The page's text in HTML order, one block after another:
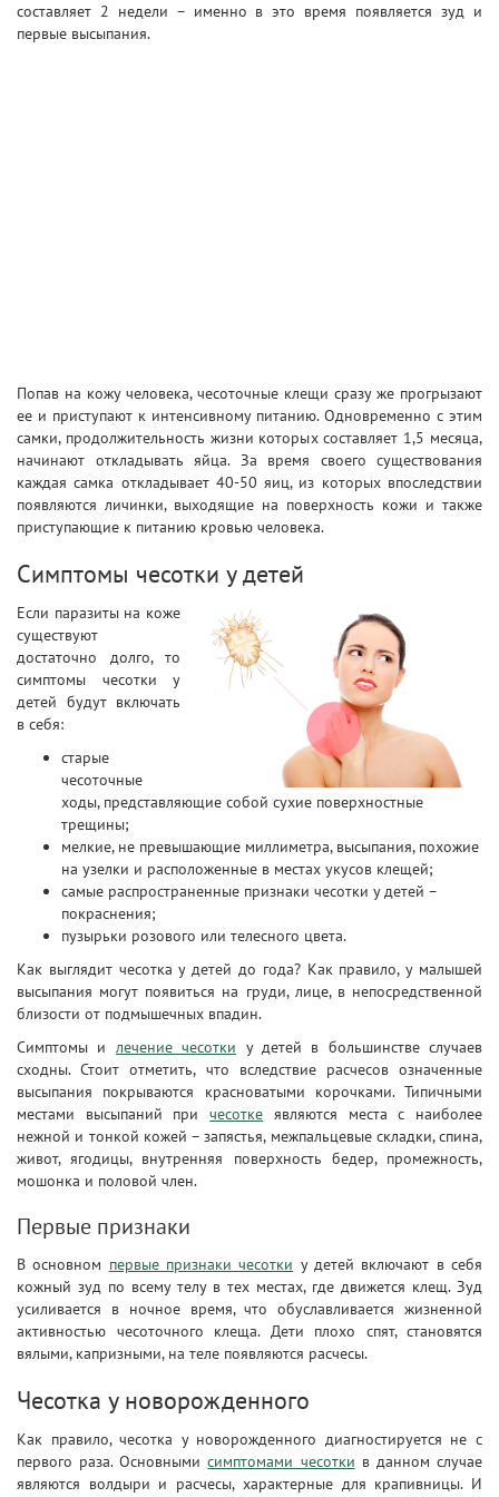
составляет 2 недели – именно в это время появляется зуд и
первые высыпания.
Попав на кожу человека, чесоточные клещи сразу же прогрызают
ее и приступают к интенсивному питанию. Одновременно с этим
самки, продолжительность жизни которых составляет 1,5 месяца,
начинают откладывать яйца. За время своего существования
каждая самка откладывает 40-50 яиц, из которых впоследствии
появляются личинки, выходящие на поверхность кожи и также
приступающие к питанию кровью человека.
Симптомы чесотки у детей
Если паразиты на коже
существуют
достаточно долго, то
симптомы чесотки у
детей будут включать
в себя:
старые
чесоточные
ходы, представляющие собой сухие поверхностные
трещины;
мелкие, не превышающие миллиметра, высыпания, похожие
на узелки и расположенные в местах укусов клещей;
самые распространенные признаки чесотки у детей –
покраснения;
пузырьки розового или телесного цвета.
Как выглядит чесотка у детей до года? Как правило, у малышей
высыпания могут появиться на груди, лице, в непосредственной
близости от подмышечных впадин.
Симптомы и лечение чесотки у детей в большинстве случаев
сходны. Стоит отметить, что вследствие расчесов означенные
высыпания покрываются красноватыми корочками. Типичными
местами высыпаний причесотке являются места с наиболее
нежной и тонкой кожей – запястья, межпальцевые складки, спина,
живот, ягодицы, внутренняя поверхность бедер, промежность,
мошонка и половой член.
Первые признаки
В основном первые признаки чесотки у детей включают в себя
кожный зуд по всему телу в тех местах, где движется клещ. Зуд
усиливается в ночное время, что обуславливается жизненной
активностью чесоточного клеща. Дети плохо спят, становятся
вялыми, капризными, на теле появляются расчесы.
Чесотка у новорожденного
Как правило, чесотка у новорожденного диагностируется не с
первого раза. Основнымисимптомами чесотки в данном случае
являются волдыри и расчесы, характерные для крапивницы. И